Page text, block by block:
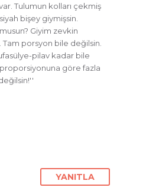
Tulumun kolları çekmiş
bişey giymişsin.
Giyim zevkin
Tam porsyon bile değilsin.
pilav kadar bile
göre fazla
YANITLA